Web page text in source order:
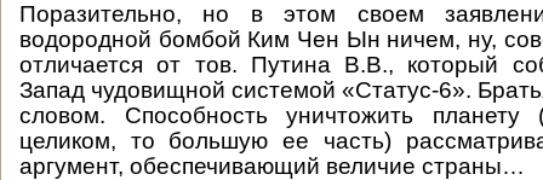
Поразительно, но в этом своем
водородной бомбой Ким Чен Ын ничем, ну,
отличается от тов. Путина В.В., который
Запад чудовищной системой «Статус-6».
словом. Способность уничтожить
целиком, то большую ее часть)
аргумент, обеспечивающий величие страны…